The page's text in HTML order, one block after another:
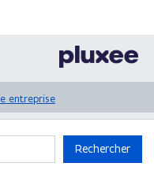
entreprise
Rechercher